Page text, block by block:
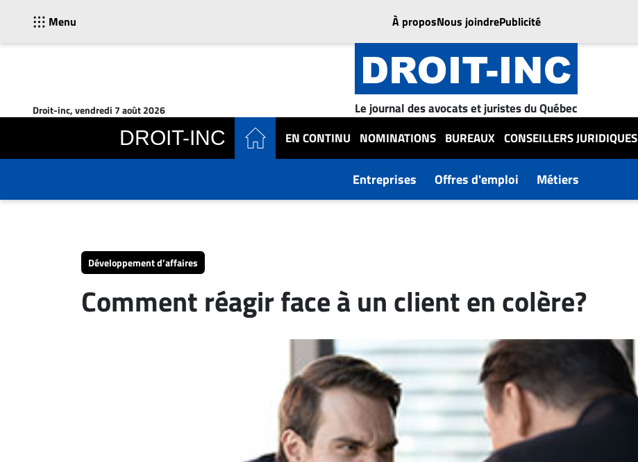
Menu À proposNous joindrePublicité
Droit-inc, vendredi 7 août 2026 Le journal des avocats et juristes du Québec
DROIT-INC EN CONTINU NOMINATIONS BUREAUX CONSEILLERS JURIDIQUES
Entreprises Offres d'emploi Métiers
En
Nominations
Conseillers
CARRIÈRE
Développement d’affaires
Comment réagir face à un client en colère?